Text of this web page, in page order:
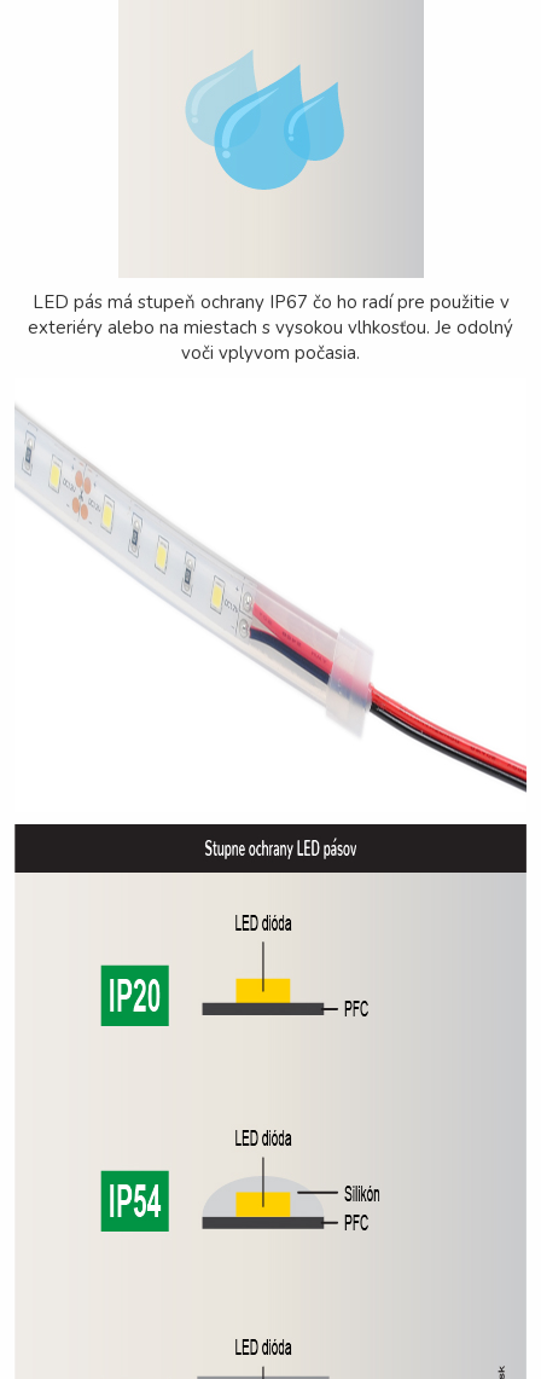
LED pás má stupeň ochrany IP67 čo ho radí pre použitie v
exteriéry alebo na miestach s vysokou vlhkosťou. Je odolný
voči vplyvom počasia.